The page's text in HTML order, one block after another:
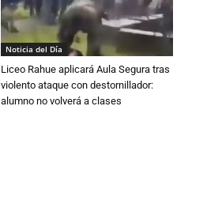
Noticia del Día
Liceo Rahue aplicará Aula Segura tras
violento ataque con destornillador:
alumno no volverá a clases